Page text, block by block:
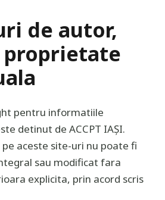
de autor,
proprietate
pentru informatiile
detinut de ACCPT IAȘI.
aceste site-uri nu poate fi
sau modificat fara
explicita, prin acord scris